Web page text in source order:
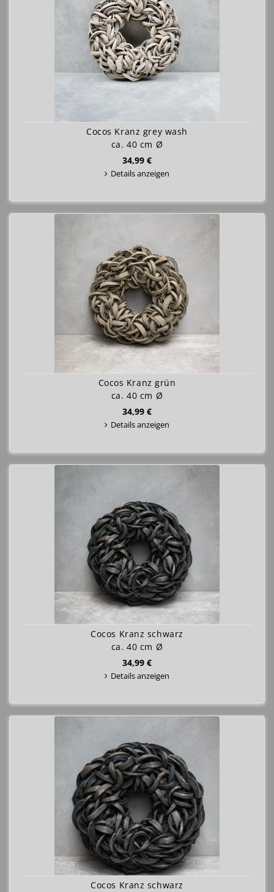
Cocos Kranz grey wash
ca. 40 cm Ø
34,99 €
Details anzeigen
Cocos Kranz grün
ca. 40 cm Ø
34,99 €
Details anzeigen
Cocos Kranz schwarz
ca. 40 cm Ø
34,99 €
Details anzeigen
Cocos Kranz schwarz